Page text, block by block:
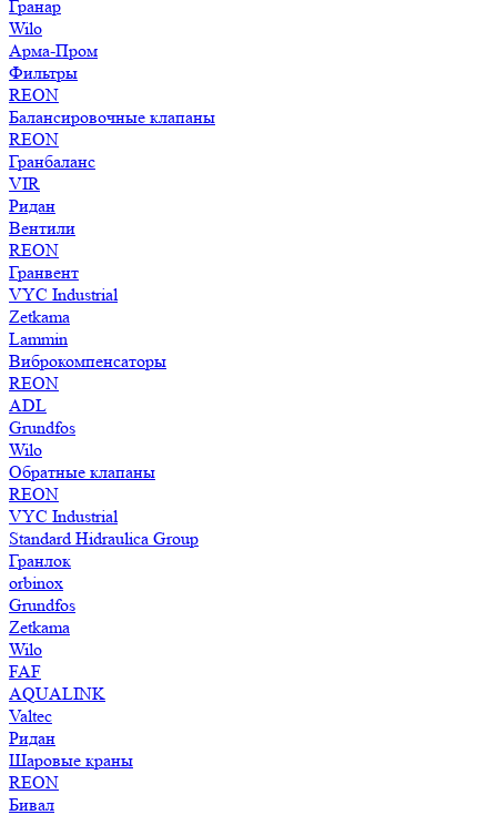
Гранар
Wilo
Арма-Пром
Фильтры
REON
Балансировочные клапаны
REON
Гранбаланс
VIR
Ридан
Вентили
REON
Гранвент
VYC Industrial
Zetkama
Lammin
Виброкомпенсаторы
REON
ADL
Grundfos
Wilo
Обратные клапаны
REON
VYC Industrial
Standard Hidraulica Group
Гранлок
orbinox
Grundfos
Zetkama
Wilo
FAF
AQUALINK
Valtec
Ридан
Шаровые краны
REON
Бивал